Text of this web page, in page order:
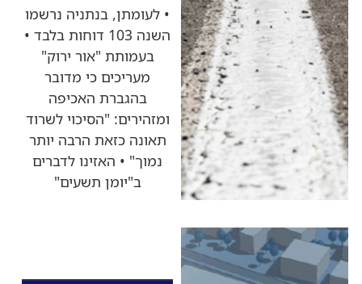
• לעומתן, בנתניה נרשמו
השנה 103 דוחות בלבד •
בעמותת "אור ירוק"
מעריכים כי מדובר
בהגברת האכיפה
ומזהירים: "הסיכוי לשרוד
תאונה כזאת הרבה יותר
נמוך" • האזינו לדברים
ב"יומן תשעים"